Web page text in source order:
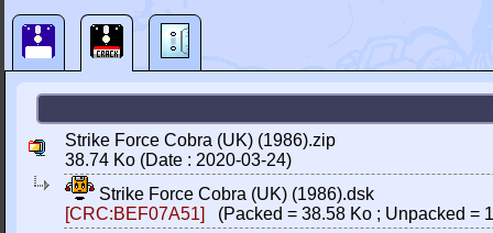
Strike Force Cobra (UK) (1986).zip
38.74 Ko (Date : 2020-03-24)
Strike Force Cobra (UK) (1986).dsk
[CRC:BEF07A51]
(Packed = 38.58 Ko ; Unpacked =